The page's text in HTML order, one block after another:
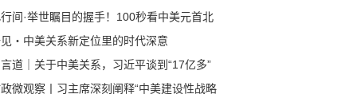
果
间·举世瞩目的握手！100秒看中美元首北
晤
・中美关系新定位里的时代深意
道｜关于中美关系，习近平谈到“17亿多”
多亿”
政微观察丨习主席深刻阐释“中美建设性战略